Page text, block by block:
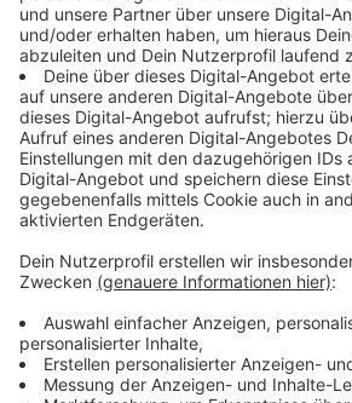
gezogen sind. Auch über die
Unternehmen so einige Fahrer
ausgedünnte Samstagsfahrplan
Jahre. Vor allem auf der Linie
Fahrten weggefallen - vor allem
Mitternacht fahren die Busse auf
Nottuln, Havixbeck-Münster und
wieder nach dem normalen Fahrplan
Die aktuellen Fahrpläne finden Sie hier:
R 62 Coe - Darup - Nottuln
R 63 MS - Roxel - Nottuln